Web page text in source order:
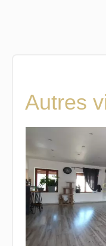
Autres